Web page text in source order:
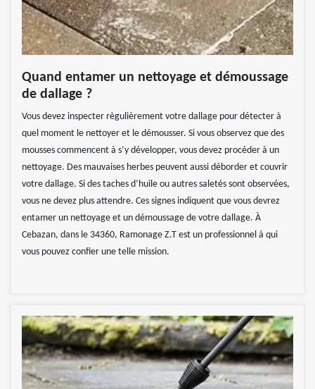
Quand entamer un nettoyage et démoussage
de dallage ?
Vous devez inspecter règulièrement votre dallage pour détecter à
quel moment le nettoyer et le démousser. Si vous observez que des
mousses commencent à s’y développer, vous devez procéder à un
nettoyage. Des mauvaises herbes peuvent aussi déborder et couvrir
votre dallage. Si des taches d’huile ou autres saletés sont observées,
vous ne devez plus attendre. Ces signes indiquent que vous devrez
entamer un nettoyage et un démoussage de votre dallage. À
Cebazan, dans le 34360, Ramonage Z.T est un professionnel à qui
vous pouvez confier une telle mission.